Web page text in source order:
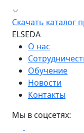
Скачать каталог
ELSEDA
О нас
Обучение
Новости
Контакты
Мы в соцсетях: